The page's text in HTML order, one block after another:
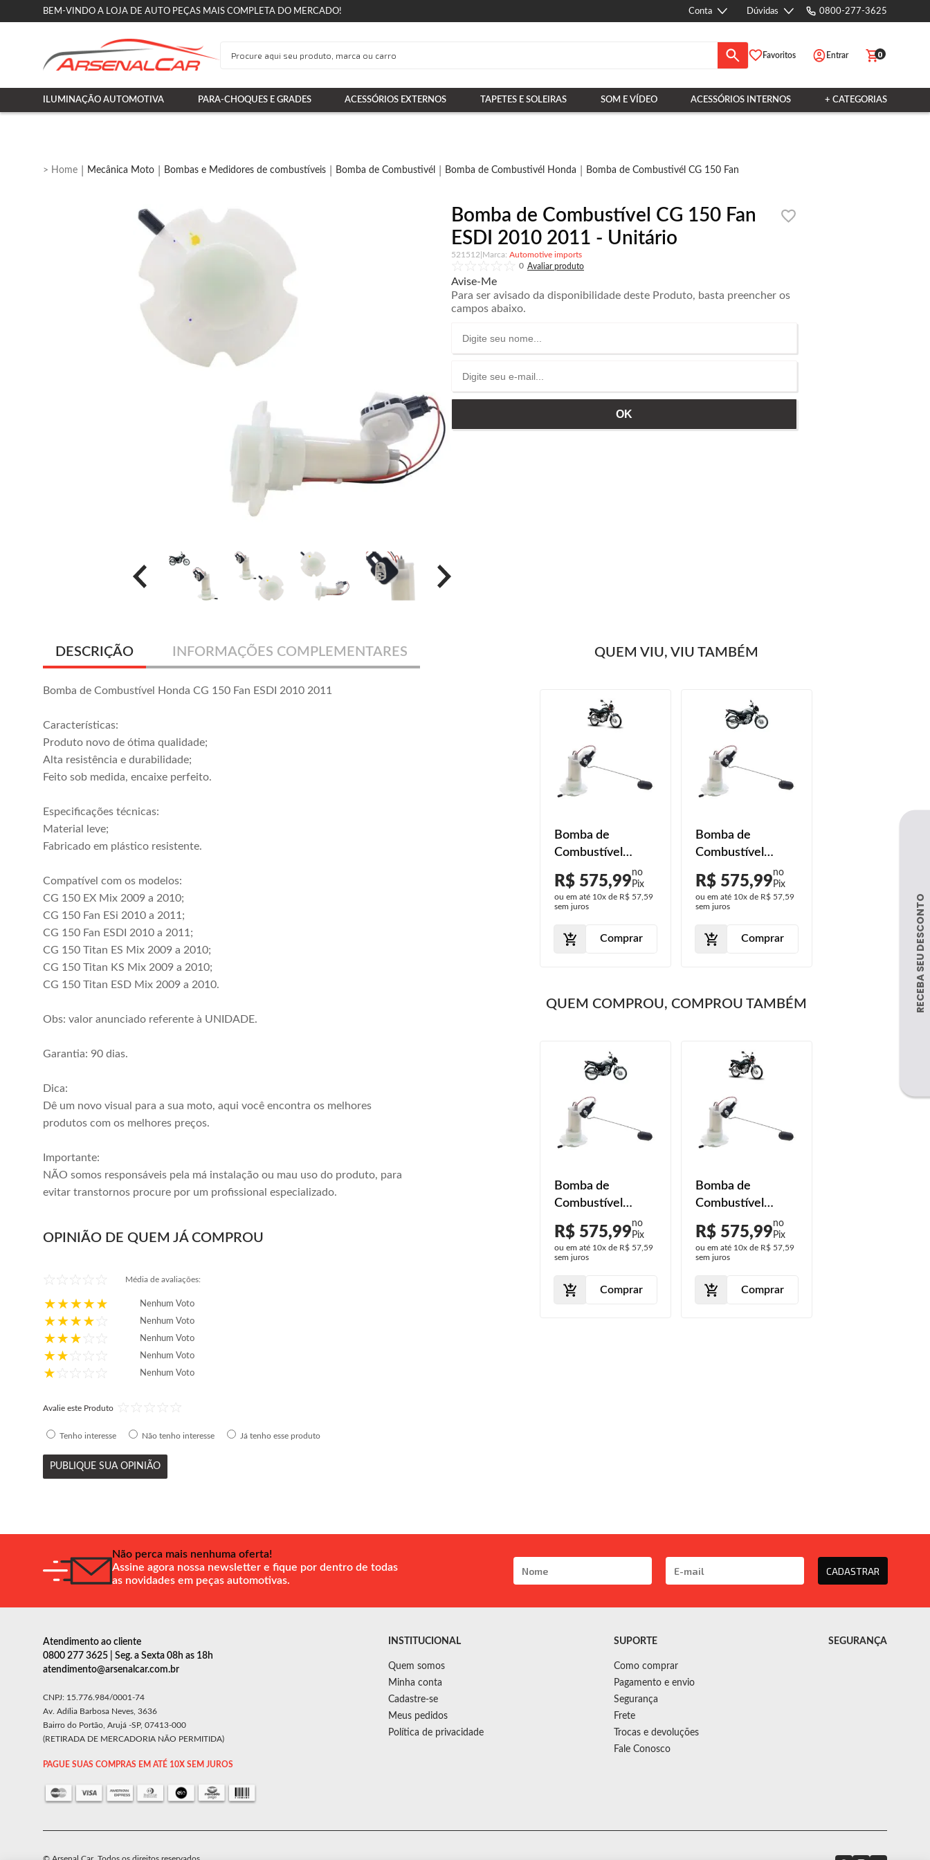
BEM-VINDO A LOJA DE AUTO PEÇAS MAIS COMPLETA DO MERCADO! Conta Dúvidas 0800-277-3625
Favoritos Entrar 0
ILUMINAÇÃO AUTOMOTIVA PARA-CHOQUES E GRADES ACESSÓRIOS EXTERNOS TAPETES E SOLEIRAS SOM E VÍDEO ACESSÓRIOS INTERNOS + CATEGORIAS
Mecânica Moto Bombas e Medidores de combustíveis Bomba de Combustivél Bomba de Combustivél Honda Bomba de Combustivél CG 150 Fan
Bomba de Combustível CG 150 Fan
ESDI 2010 2011 - Unitário
521512
Automotive imports
0
Avise-Me
Para ser avisado da disponibilidade deste Produto, basta preencher os
campos abaixo.
DESCRIÇÃO INFORMAÇÕES COMPLEMENTARES
Bomba de Combustível Honda CG 150 Fan ESDI 2010 2011
Características:
Produto novo de ótima qualidade;
Alta resistência e durabilidade;
Feito sob medida, encaixe perfeito.
Especificações técnicas:
Material leve;
Fabricado em plástico resistente.
Compatível com os modelos:
CG 150 EX Mix 2009 a 2010;
CG 150 Fan ESi 2010 a 2011;
CG 150 Fan ESDI 2010 a 2011;
CG 150 Titan ES Mix 2009 a 2010;
CG 150 Titan KS Mix 2009 a 2010;
CG 150 Titan ESD Mix 2009 a 2010.
Obs: valor anunciado referente à UNIDADE.
Garantia: 90 dias.
Dica:
Dê um novo visual para a sua moto, aqui você encontra os melhores
produtos com os melhores preços.
Importante:
NÃO somos responsáveis pela má instalação ou mau uso do produto, para
evitar transtornos procure por um profissional especializado.
OPINIÃO DE QUEM JÁ COMPROU
Média de avaliações:
Nenhum Voto
Nenhum Voto
Nenhum Voto
Nenhum Voto
Nenhum Voto
Avalie este Produto
Tenho interesse Não tenho interesse Já tenho esse produto
PUBLIQUE SUA OPINIÃO
QUEM VIU, VIU TAMBÉM
Bomba de
Combustível
Honda CG 150 Fan
ESi 2011 2012
2013
R$ 575,99
ou em até 10x de R$ 57,59
sem juros
Comprar
Bomba de
Combustível
Honda CG 150 Fan
ESDi 2011 2012
2013
R$ 575,99
ou em até 10x de R$ 57,59
sem juros
Comprar
QUEM COMPROU, COMPROU TAMBÉM
Bomba de
Combustível
Honda CG 150 Fan
ESDi 2011 2012
2013
R$ 575,99
ou em até 10x de R$ 57,59
sem juros
Comprar
Bomba de
Combustível
Honda CG 150 Fan
ESi 2011 2012
2013
R$ 575,99
ou em até 10x de R$ 57,59
sem juros
Comprar
Não perca mais nenhuma oferta!
Assine agora nossa newsletter e fique por dentro de todas
as novidades em peças automotivas.
CADASTRAR
Atendimento ao cliente
0800 277 3625 | Seg. a Sexta 08h as 18h
atendimento@arsenalcar.com.br
CNPJ: 15.776.984/0001-74
Av. Adília Barbosa Neves, 3636
Bairro do Portão, Arujá -SP, 07413-000
(RETIRADA DE MERCADORIA NÃO PERMITIDA)
PAGUE SUAS COMPRAS EM ATÉ 10X SEM JUROS
INSTITUCIONAL
Quem somos
Minha conta
Cadastre-se
Meus pedidos
Política de privacidade
SUPORTE
Como comprar
Pagamento e envio
Segurança
Frete
Trocas e devoluções
Fale Conosco
SEGURANÇA